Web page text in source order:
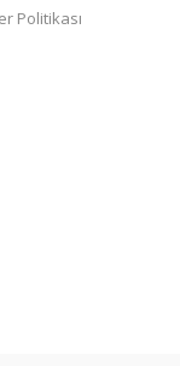
Politikası